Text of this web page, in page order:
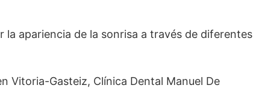
la apariencia de la sonrisa a través de diferentes
Vitoria-Gasteiz, Clínica Dental Manuel De